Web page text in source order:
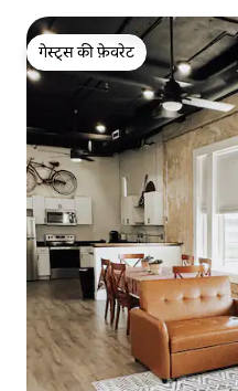
गेस्ट्स की फ़ेवरेट
गेस्ट्स की फ़ेवरेट